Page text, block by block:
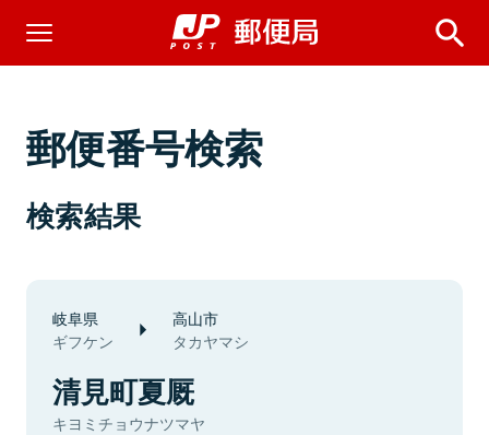
郵便番号検索
検索結果
岐阜県
ギフケン
高山市
タカヤマシ
清見町夏厩
キヨミチョウナツマヤ